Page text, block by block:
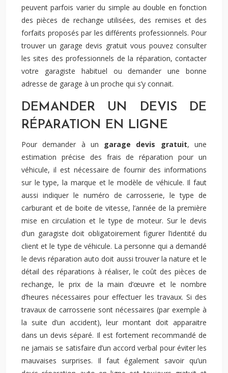
peuvent parfois varier du simple au double en fonction
des pièces de rechange utilisées, des remises et des
forfaits proposés par les différents professionnels. Pour
trouver un garage devis gratuit vous pouvez consulter
les sites des professionnels de la réparation, contacter
votre garagiste habituel ou demander une bonne
adresse de garage à un proche qui s’y connait.
DEMANDER UN DEVIS DE
RÉPARATION EN LIGNE
Pour demander à un garage devis gratuit, une
estimation précise des frais de réparation pour un
véhicule, il est nécessaire de fournir des informations
sur le type, la marque et le modèle de véhicule. Il faut
aussi indiquer le numéro de carrosserie, le type de
carburant et de boite de vitesse, l’année de la première
mise en circulation et le type de moteur. Sur le devis
d’un garagiste doit obligatoirement figurer l’identité du
client et le type de véhicule. La personne qui a demandé
le devis réparation auto doit aussi trouver la nature et le
détail des réparations à réaliser, le coût des pièces de
rechange, le prix de la main d’œuvre et le nombre
d’heures nécessaires pour effectuer les travaux. Si des
travaux de carrosserie sont nécessaires (par exemple à
la suite d’un accident), leur montant doit apparaitre
dans un devis séparé. Il est fortement recommandé de
ne jamais se satisfaire d’un accord verbal pour éviter les
mauvaises surprises. Il faut également savoir qu’un